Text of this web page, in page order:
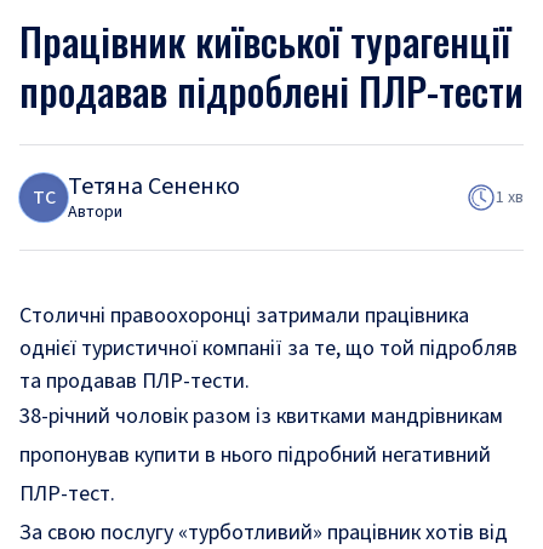
Працівник київської турагенції
продавав підроблені ПЛР-тести
ТС Тетяна Сененко
Автори
1 хв
Столичні правоохоронці затримали працівника
однієї туристичної компанії за те, що той підробляв
та продавав ПЛР-тести.
38-річний чоловік разом із квитками мандрівникам
пропонував купити в нього підробний негативний
ПЛР-тест.
За свою послугу «турботливий» працівник хотів від